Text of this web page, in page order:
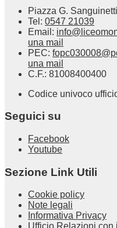
Piazza G.
Tel: 0547 21039
Email:
una mail
PEC:
una mail
C.F.: 81008400400
Codice univoco
Seguici su
Facebook
Youtube
Sezione Link Utili
Cookie policy
Note legali
Informativa Privacy